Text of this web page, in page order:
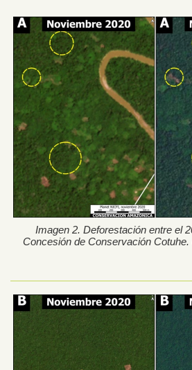
Imagen 2. Deforestación entre el
Concesión de Conservación